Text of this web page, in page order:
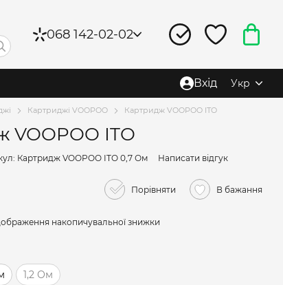
068 142-02-02
Вхід Укр
Картриджі VOOPOO Картридж VOOPOO ITO
VOOPOO ITO
Картридж VOOPOO ITO 0,7 Ом Написати відгук
Порівняти В бажання
накопичувальної знижки
1,2 Ом